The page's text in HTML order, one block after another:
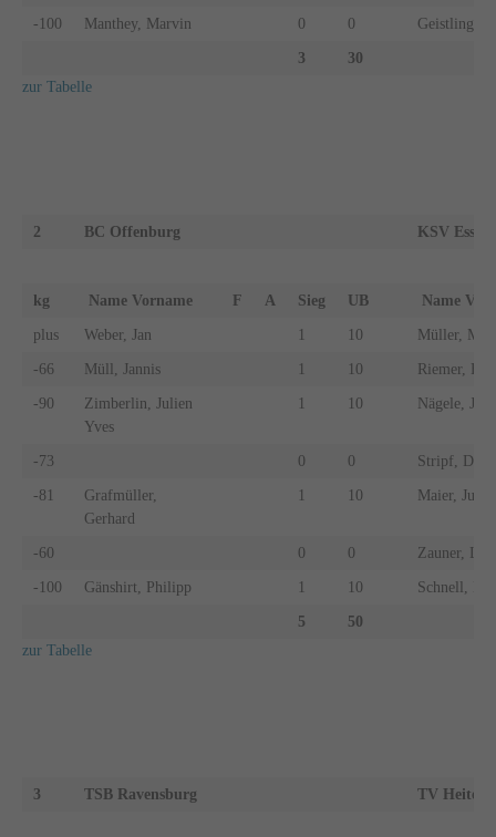
-100 Manthey, Marvin 0 0 Geistlinger,
3
30
zur Tabelle
2 BC Offenburg KSV
kg Name Vorname F A Sieg UB Name
plus Weber, Jan 1 10 Müller,
-66 Müll, Jannis 1 10 Riemer,
-90
Zimberlin, Julien
Yves
1 10 Nägele, Jan
-73 0 0 Stripf,
-81
Grafmüller,
Gerhard
1 10 Maier,
-60 0 0 Zauner, Lars
-100 Gänshirt, Philipp 1 10 Schnell,
5
50
zur Tabelle
3 TSB Ravensburg TV